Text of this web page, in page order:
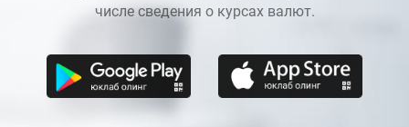
числе сведения о курсах валют.